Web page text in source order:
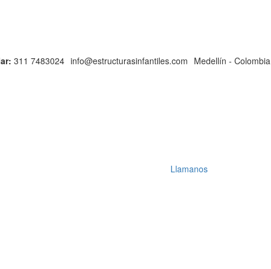
311 7483024 info@estructurasinfantiles.com Medellín - Colombia
Llamanos